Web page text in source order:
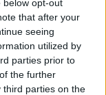
below opt-out
that after your
seeing
utilized by
parties prior to
the further
third parties on the
Az egyik
adnod a
országát.
a
kategória.